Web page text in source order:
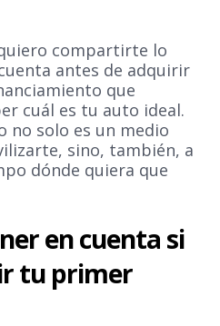
compartirte lo
antes de adquirir
que
cuál es tu auto ideal.
no solo es un medio
sino, también, a
dónde quiera que
en cuenta si
tu primer